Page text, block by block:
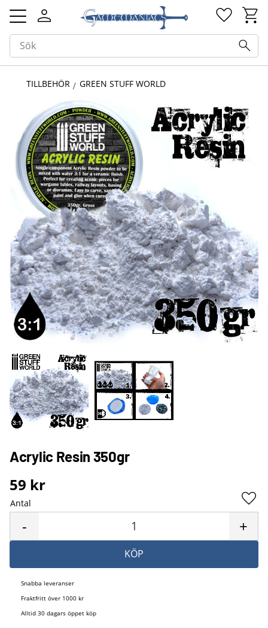
Meny
TILLBEHÖR GREEN STUFF WORLD
Acrylic Resin 350gr
59 kr
Antal
+
-
KÖP
Snabba leveranser
Fraktfritt över 1000 kr
Alltid 30 dagars öppet köp